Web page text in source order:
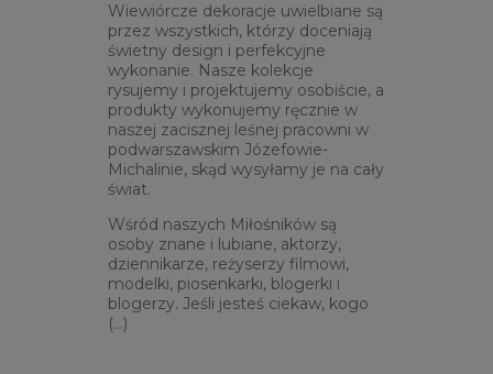
Wiewiórcze dekoracje uwielbiane są
przez wszystkich, którzy doceniają
świetny design i perfekcyjne
wykonanie. Nasze kolekcje
rysujemy i projektujemy osobiście, a
produkty wykonujemy ręcznie w
naszej zacisznej leśnej pracowni w
podwarszawskim Józefowie-
Michalinie, skąd wysyłamy je na cały
świat.
Wśród naszych Miłośników są
osoby znane i lubiane, aktorzy,
dziennikarze, reżyserzy filmowi,
modelki, piosenkarki, blogerki i
blogerzy. Jeśli jesteś ciekaw, kogo
(...)